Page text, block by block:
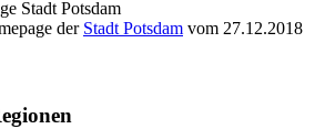
der Stadt Potsdam vom 27.12.2018